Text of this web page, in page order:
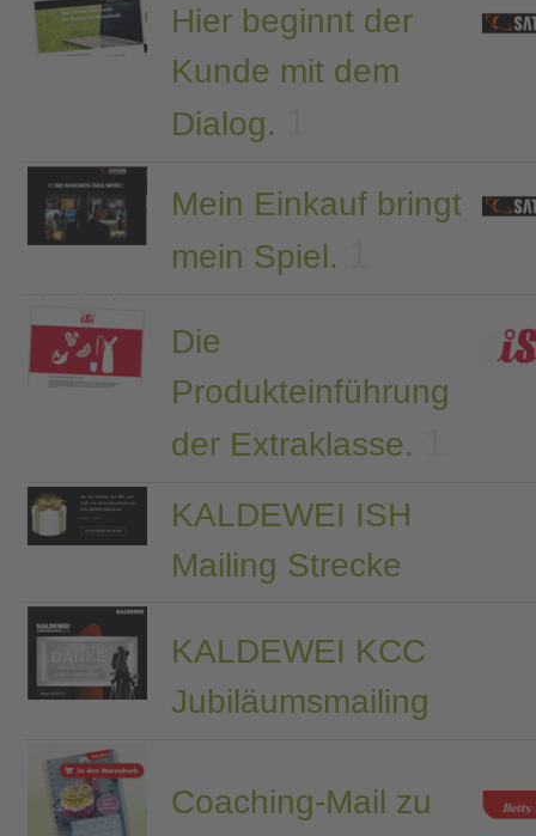
Hier beginnt der
Kunde mit dem
Dialog.
Mein Einkauf bringt
mein Spiel.
Die
Produkteinführung
der Extraklasse.
KALDEWEI ISH
Mailing Strecke
KALDEWEI KCC
Jubiläumsmailing
Coaching-Mail zu